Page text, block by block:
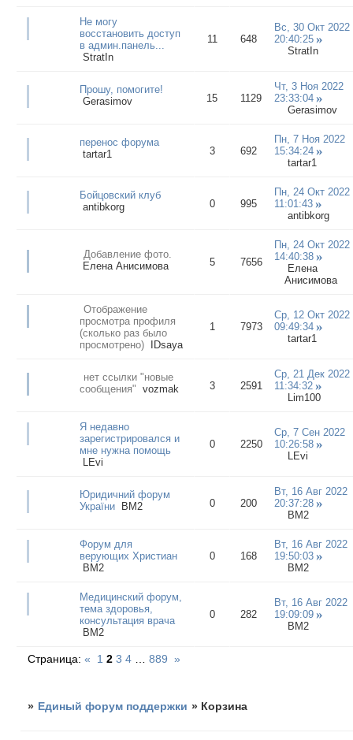
Не могу
восстановить доступ
в админ.панель...
StratIn
11 648
Вс, 30 Окт 2022
20:40:25
StratIn
Прошу, помогите!
Gerasimov
15 1129
Чт, 3 Ноя 2022
23:33:04
Gerasimov
перенос форума
tartar1
3 692
Пн, 7 Ноя 2022
15:34:24
tartar1
Бойцовский клуб
antibkorg
0 995
Пн, 24 Окт 2022
11:01:43
antibkorg
Добавление фото.
Елена Анисимова
5 7656
Пн, 24 Окт 2022
14:40:38
Елена
Анисимова
Отображение
просмотра профиля
(сколько раз было
просмотрено)
IDsaya
1 7973
Ср, 12 Окт 2022
09:49:34
tartar1
нет ссылки "новые
сообщения" vozmak 3 2591
Ср, 21 Дек 2022
11:34:32
Lim100
Я недавно
зарегистрировался и
мне нужна помощь
LEvi
0 2250
Ср, 7 Сен 2022
10:26:58
LEvi
Юридичний форум
України
BM2 0 200
Вт, 16 Авг 2022
20:37:28
BM2
Форум для
верующих Христиан
BM2
0 168
Вт, 16 Авг 2022
19:50:03
BM2
Медицинский форум,
тема здоровья,
консультация врача
BM2
0 282
Вт, 16 Авг 2022
19:09:09
BM2
Страница:« 1 2 3 4 889 »
» Единый форум поддержки » Корзина